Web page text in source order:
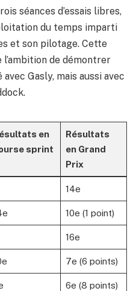
séances d’essais libres,
du temps imparti
et son pilotage. Cette
l’ambition de démontrer
Gasly, mais aussi avec
en
sprint
Résultats
en Grand
Prix
14e
10e (1 point)
16e
7e (6 points)
6e (8 points)